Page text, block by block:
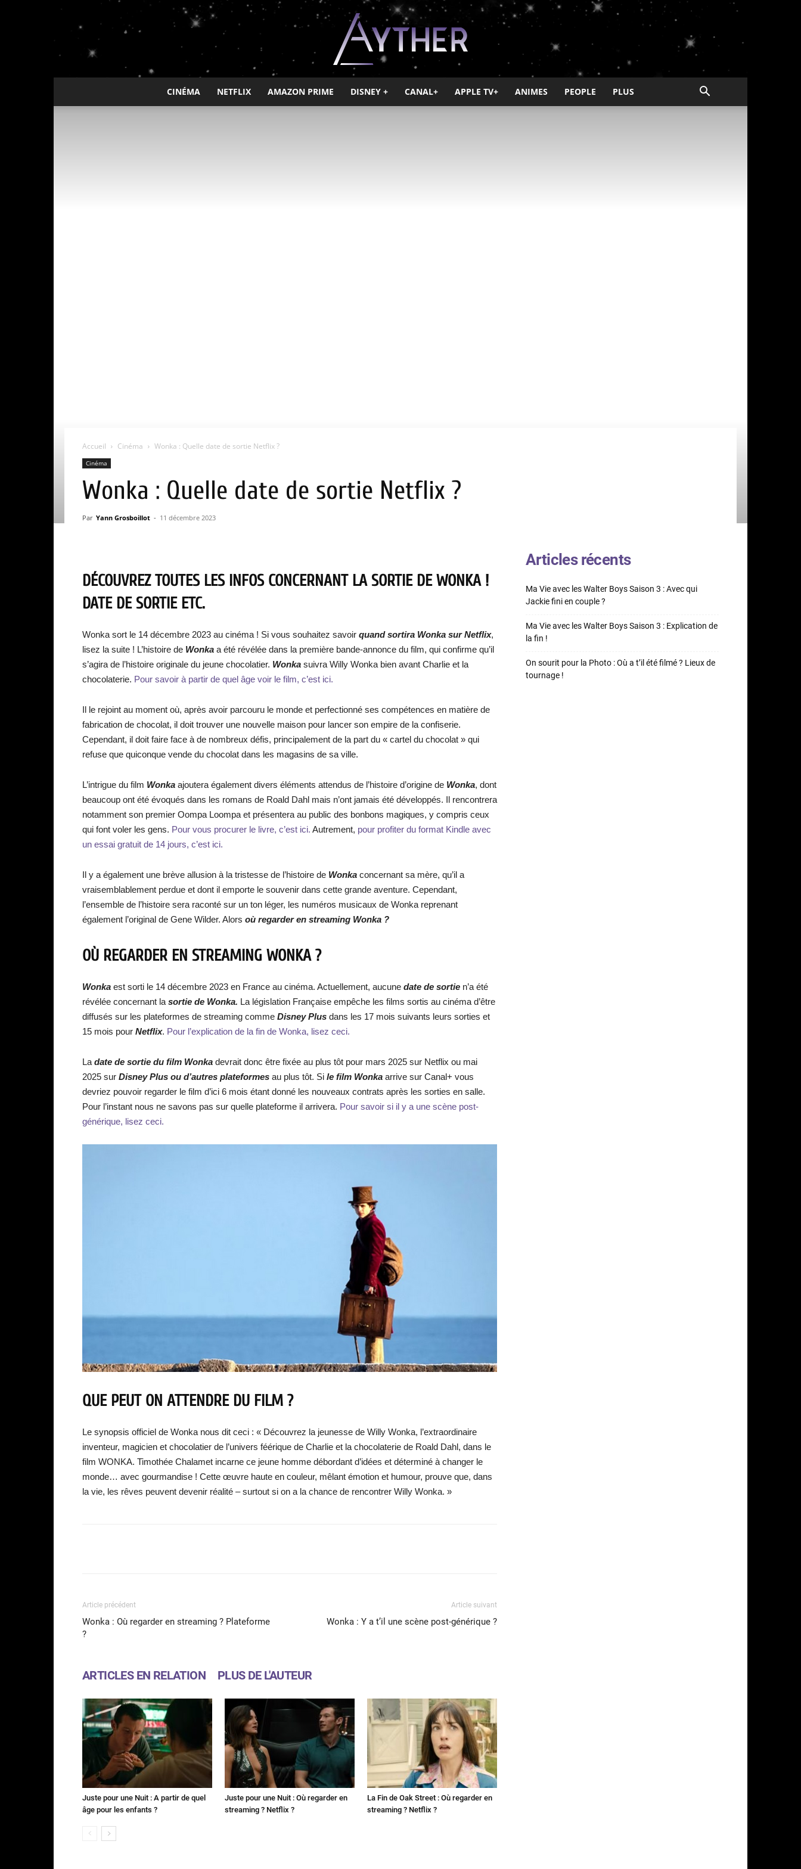
Ayther
CINÉMA NETFLIX AMAZON PRIME DISNEY + CANAL+ APPLE TV+ ANIMES PEOPLE PLUS
Accueil Cinéma Wonka : Quelle date de sortie Netflix ?
Cinéma
Wonka : Quelle date de sortie Netflix ?
Par Yann Grosboillot - 11 décembre 2023
DÉCOUVREZ TOUTES LES INFOS CONCERNANT LA SORTIE DE WONKA !
DATE DE SORTIE ETC.
Wonka sort le 14 décembre 2023 au cinéma ! Si vous souhaitez savoir quand sortira Wonka sur Netflix,
lisez la suite ! L’histoire de Wonka a été révélée dans la première bande-annonce du film, qui confirme qu’il
s’agira de l’histoire originale du jeune chocolatier. Wonka suivra Willy Wonka bien avant Charlie et la
chocolaterie. Pour savoir à partir de quel âge voir le film, c’est ici.
Il le rejoint au moment où, après avoir parcouru le monde et perfectionné ses compétences en matière de
fabrication de chocolat, il doit trouver une nouvelle maison pour lancer son empire de la confiserie.
Cependant, il doit faire face à de nombreux défis, principalement de la part du « cartel du chocolat » qui
refuse que quiconque vende du chocolat dans les magasins de sa ville.
L’intrigue du film Wonka ajoutera également divers éléments attendus de l’histoire d’origine de Wonka, dont
beaucoup ont été évoqués dans les romans de Roald Dahl mais n’ont jamais été développés. Il rencontrera
notamment son premier Oompa Loompa et présentera au public des bonbons magiques, y compris ceux
qui font voler les gens. Pour vous procurer le livre, c’est ici. Autrement, pour profiter du format Kindle avec
un essai gratuit de 14 jours, c’est ici.
Il y a également une brève allusion à la tristesse de l’histoire de Wonka concernant sa mère, qu’il a
vraisemblablement perdue et dont il emporte le souvenir dans cette grande aventure. Cependant,
l’ensemble de l’histoire sera raconté sur un ton léger, les numéros musicaux de Wonka reprenant
également l’original de Gene Wilder. Alors où regarder en streaming Wonka ?
OÙ REGARDER EN STREAMING WONKA ?
Wonka est sorti le 14 décembre 2023 en France au cinéma. Actuellement, aucune date de sortie n’a été
révélée concernant la sortie de Wonka. La législation Française empêche les films sortis au cinéma d’être
diffusés sur les plateformes de streaming comme Disney Plus dans les 17 mois suivants leurs sorties et
15 mois pour Netflix. Pour l’explication de la fin de Wonka, lisez ceci.
La date de sortie du film Wonka devrait donc être fixée au plus tôt pour mars 2025 sur Netflix ou mai
2025 sur Disney Plus ou d’autres plateformes au plus tôt. Si le film Wonka arrive sur Canal+ vous
devriez pouvoir regarder le film d’ici 6 mois étant donné les nouveaux contrats après les sorties en salle.
Pour l’instant nous ne savons pas sur quelle plateforme il arrivera. Pour savoir si il y a une scène post-
générique, lisez ceci.
QUE PEUT ON ATTENDRE DU FILM ?
Le synopsis officiel de Wonka nous dit ceci : « Découvrez la jeunesse de Willy Wonka, l’extraordinaire
inventeur, magicien et chocolatier de l’univers féérique de Charlie et la chocolaterie de Roald Dahl, dans le
film WONKA. Timothée Chalamet incarne ce jeune homme débordant d’idées et déterminé à changer le
monde… avec gourmandise ! Cette œuvre haute en couleur, mêlant émotion et humour, prouve que, dans
la vie, les rêves peuvent devenir réalité – surtout si on a la chance de rencontrer Willy Wonka. »
Article précédent
Wonka : Où regarder en streaming ? Plateforme
?
Article suivant
Wonka : Y a t’il une scène post-générique ?
ARTICLES EN RELATION PLUS DE L'AUTEUR
Juste pour une Nuit : A partir de quel
âge pour les enfants ?
Juste pour une Nuit : Où regarder en
streaming ? Netflix ?
La Fin de Oak Street : Où regarder en
streaming ? Netflix ?
Articles récents
Ma Vie avec les Walter Boys Saison 3 : Avec qui
Jackie fini en couple ?
Ma Vie avec les Walter Boys Saison 3 : Explication de
la fin !
On sourit pour la Photo : Où a t’il été filmé ? Lieux de
tournage !